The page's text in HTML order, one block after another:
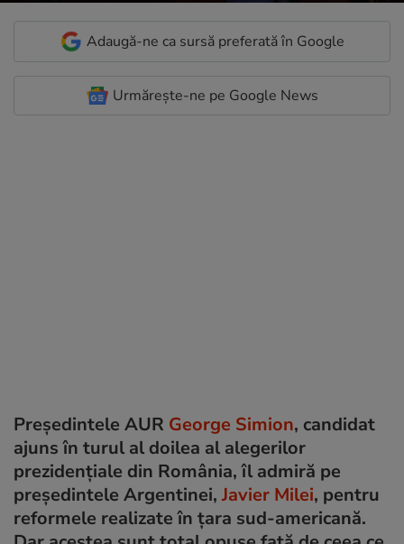
Adaugă-ne ca sursă preferată în Google
Urmărește-ne pe Google News
Președintele AUR George Simion, candidat
ajuns în turul al doilea al alegerilor
prezidențiale din România, îl admiră pe
președintele Argentinei, Javier Milei, pentru
reformele realizate în țara sud-americană.